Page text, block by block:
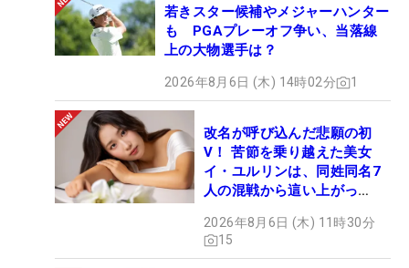
若きスター候補やメジャーハンター
も PGAプレーオフ争い、当落線
上の大物選手は？
2026年8月6日 (木) 14時02分 1
改名が呼び込んだ悲願の初
V！ 苦節を乗り越えた美女
イ・ユルリンは、同姓同名7
人の混戦から這い上がっ
2026年8月6日 (木) 11時30分
15